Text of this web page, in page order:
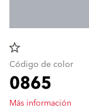
star_border
Código de color
0865
Más información